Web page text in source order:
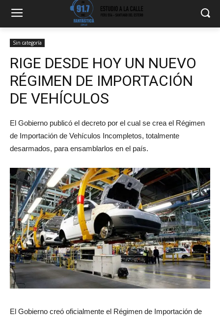
Sin categoría
RIGE DESDE HOY UN NUEVO
RÉGIMEN DE IMPORTACIÓN
DE VEHÍCULOS
El Gobierno publicó el decreto por el cual se crea el Régimen
de Importación de Vehículos Incompletos, totalmente
desarmados, para ensamblarlos en el país.
El Gobierno creó oficialmente el Régimen de Importación de